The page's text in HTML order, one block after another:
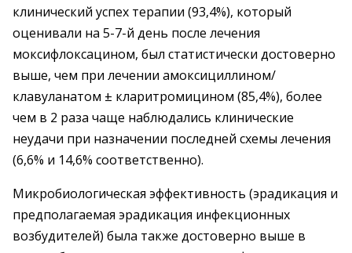
клинический успех терапии (93,4%), который
оценивали на 5-7-й день после лечения
моксифлоксацином, был статистически достоверно
выше, чем при лечении амоксициллином/
клавуланатом ± кларитромицином (85,4%), более
чем в 2 раза чаще наблюдались клинические
неудачи при назначении последней схемы лечения
(6,6% и 14,6% соответственно).
Микробиологическая эффективность (эрадикация и
предполагаемая эрадикация инфекционных
возбудителей) была также достоверно выше в